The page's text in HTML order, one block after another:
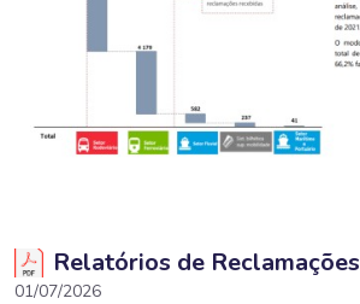
Relatórios de Reclamações
01/07/2026